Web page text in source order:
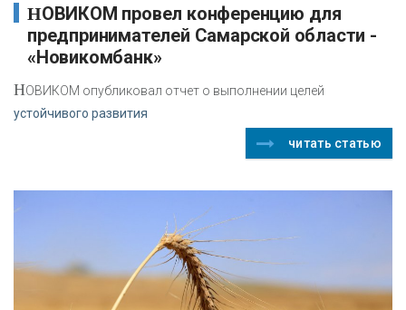
НОВИКОМ провел конференцию для
предпринимателей Самарской области -
«Новикомбанк»
НОВИКОМ опубликовал отчет о выполнении целей
устойчивого развития
читать статью